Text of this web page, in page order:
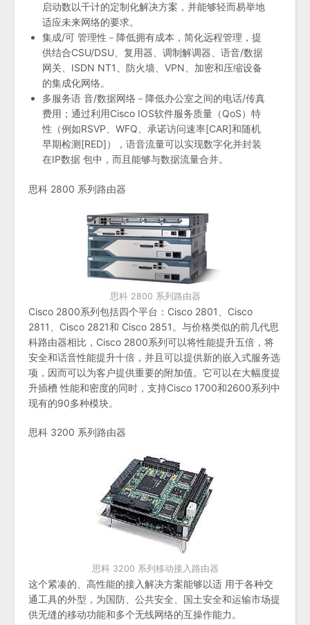
启动数以千计的定制化解决方案，并能够轻而易举地
适应未来网络的要求。
集成/可 管理性－降低拥有成本，简化远程管理，提
供结合CSU/DSU、复用器、调制解调器、语音/数据
网关、ISDN NT1、防火墙、VPN、加密和压缩设备
的集成化网络。
多服务语 音/数据网络－降低办公室之间的电话/传真
费用；通过利用Cisco IOS软件服务质量（QoS）特
性（例如RSVP、WFQ、承诺访问速率[CAR]和随机
早期检测[RED]），语音流量可以实现数字化并封装
在IP数据 包中，而且能够与数据流量合并。
思科 2800 系列路由器
思科 2800 系列路由器
Cisco 2800系列包括四个平台：Cisco 2801、Cisco
2811、Cisco 2821和 Cisco 2851。与价格类似的前几代思
科路由器相比，Cisco 2800系列可以将性能提升五倍，将
安全和话音性能提升十倍，并且可以提供新的嵌入式服务选
项，因而可以为客户提供重要的附加值。它可以在大幅度提
升插槽 性能和密度的同时，支持Cisco 1700和2600系列中
现有的90多种模块。
思科 3200 系列路由器
思科 3200 系列移动接入路由器
这个紧凑的、高性能的接入解决方案能够以适 用于各种交
通工具的外型，为国防、公共安全、国土安全和运输市场提
供无缝的移动功能和多个无线网络的互操作能力。